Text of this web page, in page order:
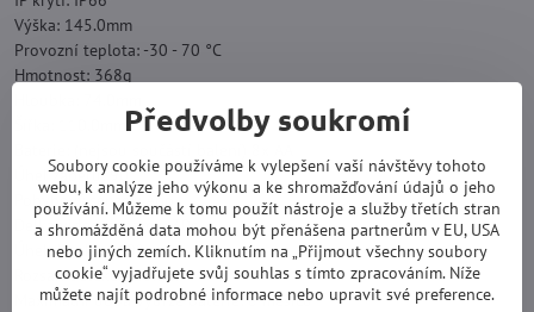
Výška: 145.0mm
Provozní teplota: -30 - 70 °C
Hmotnost: 368g
Úhel záběru: 90°
Pohybový senzor: Ano
Délka videozáznamu: 30s
Úhel detekce: 60°
Rozsah detekce: 20.0m
Maximální doba výdrže baterie: 8 měsíců
Předvolby soukromí
Soubory cookie používáme k vylepšení vaší návštěvy tohoto
webu, k analýze jeho výkonu a ke shromažďování údajů o jeho
používání. Můžeme k tomu použít nástroje a služby třetích stran
a shromážděná data mohou být přenášena partnerům v EU, USA
nebo jiných zemích. Kliknutím na „Přijmout všechny soubory
cookie“ vyjadřujete svůj souhlas s tímto zpracováním. Níže
můžete najít podrobné informace nebo upravit své preference.